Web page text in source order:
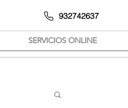
932742637
SERVICIOS ONLINE